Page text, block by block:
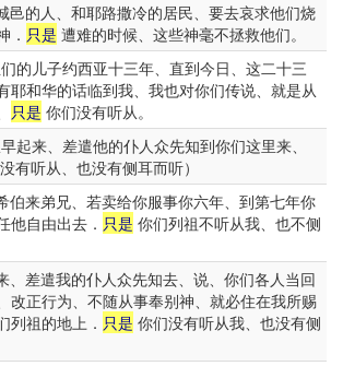
邑的人、和耶路撒冷的居民、要去哀求他们烧
． 只是 遭难的时候、这些神毫不拯救他们。
的儿子约西亚十三年、直到今日、这二十三
耶和华的话临到我、我也对你们传说、就是从
只是 你们没有听从。
起来、差遣他的仆人众先知到你们这里来、
有听从、也没有侧耳而听）
伯来弟兄、若卖给你服事你六年、到第七年你
他自由出去． 只是 你们列祖不听从我、也不侧
、差遣我的仆人众先知去、说、你们各人当回
改正行为、不随从事奉别神、就必住在我所赐
列祖的地上． 只是 你们没有听从我、也没有侧